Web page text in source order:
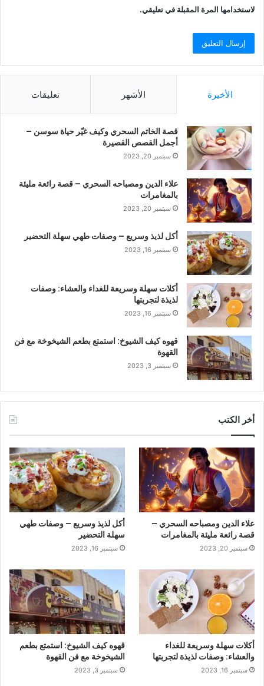
لاستخدامها المرة المقبلة في تعليقي.
الأخيرة الأشهر تعليقات
قصة الخاتم السحري وكيف غيّر حياة سوسن –
أجمل القصص القصيرة
سبتمبر 20, 2023
علاء الدين ومصباحه السحري – قصة رائعة مليئة
بالمغامرات
سبتمبر 20, 2023
أكل لذيذ وسريع – وصفات طهي سهلة التحضير
سبتمبر 16, 2023
أكلات سهلة وسريعة للغداء والعشاء: وصفات
لذيذة لتجربتها
سبتمبر 16, 2023
قهوه كيف الشيوخ: استمتع بطعم الشيخوخة مع فن
القهوة
سبتمبر 3, 2023
أخر الكتب
علاء الدين ومصباحه السحري –
قصة رائعة مليئة بالمغامرات
سبتمبر 20, 2023
أكل لذيذ وسريع – وصفات طهي
سهلة التحضير
سبتمبر 16, 2023
أكلات سهلة وسريعة للغداء
والعشاء: وصفات لذيذة لتجربتها
سبتمبر 16, 2023
قهوه كيف الشيوخ: استمتع بطعم
الشيخوخة مع فن القهوة
سبتمبر 3, 2023